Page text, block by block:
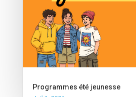
Programmes été jeunesse